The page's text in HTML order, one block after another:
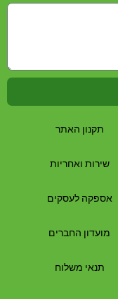
תקנון האתר
שירות ואחריות
אספקה לעסקים
מועדון החברים
תנאי משלוח